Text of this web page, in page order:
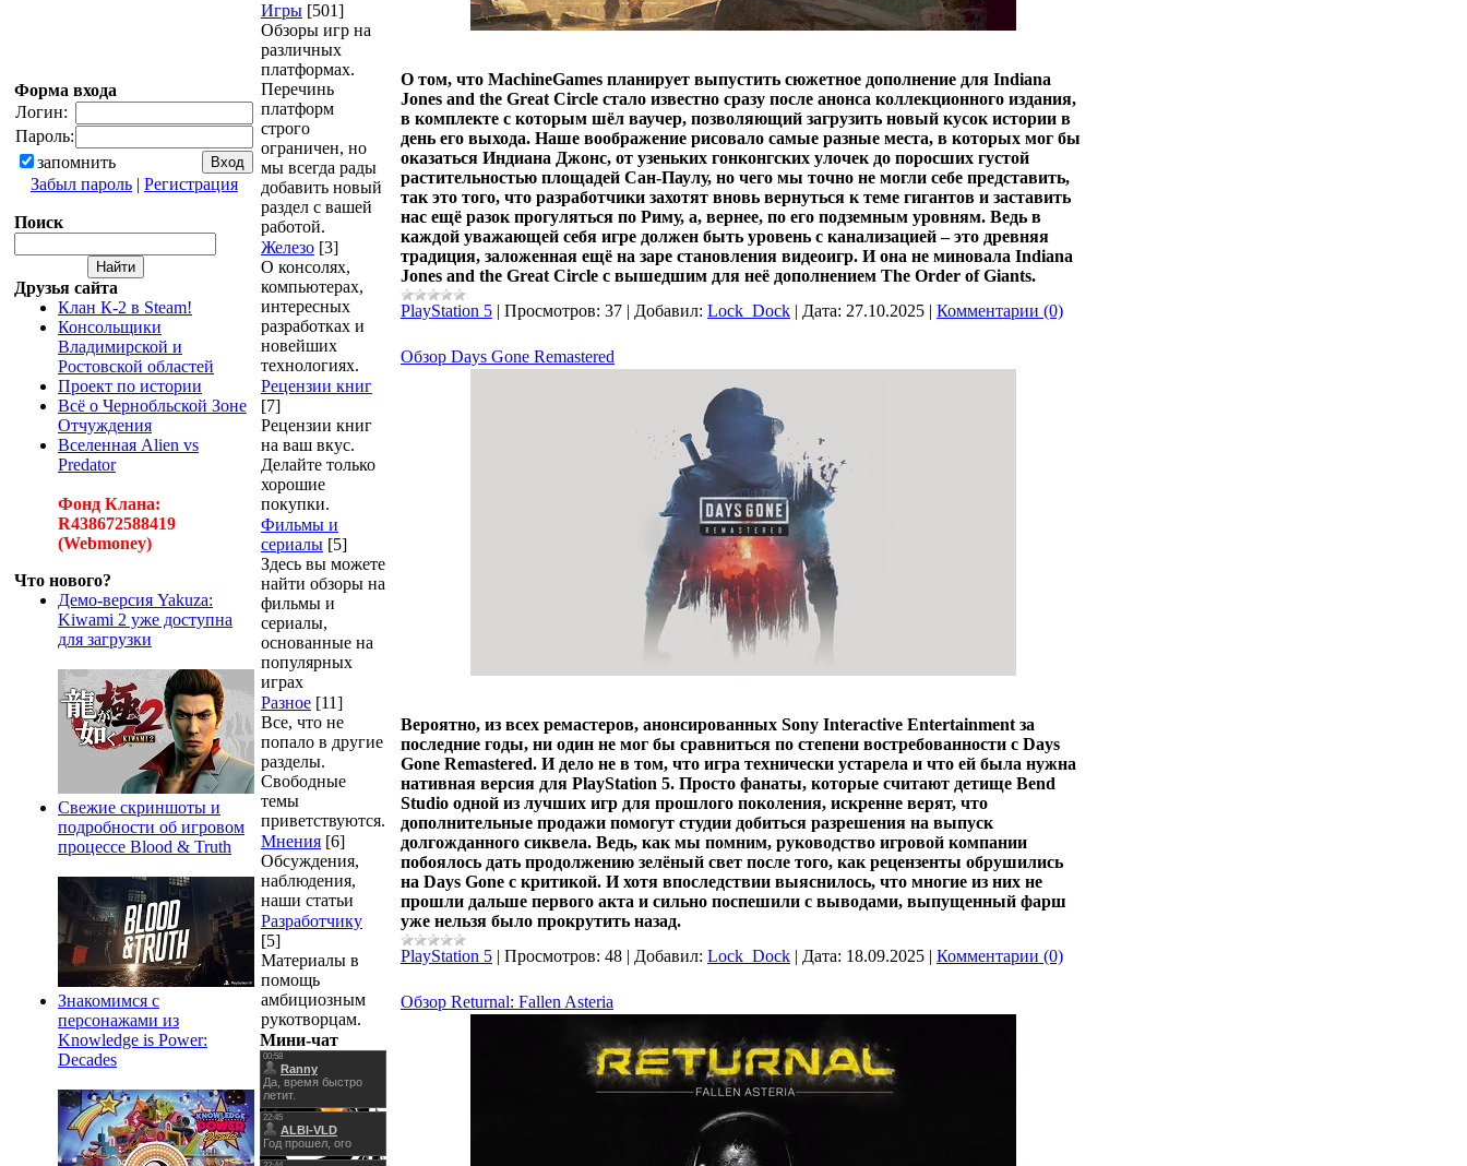
Форма входа
Логин:
Пароль:
запомнить
Забыл пароль | Регистрация
Поиск
Друзья сайта
Клан К-2 в Steam!
Консольщики
Владимирской и
Ростовской областей
Проект по истории
Всё о Чернобльской Зоне
Отчуждения
Вселенная Alien vs
Predator
Фонд Клана:
R438672588419
(Webmoney)
Что нового?
Демо-версия Yakuza:
Kiwami 2 уже доступна
для загрузки
Свежие скриншоты и
подробности об игровом
процессе Blood & Truth
Знакомимся с
персонажами из
Knowledge is Power:
Decades
Игры [501]
Обзоры игр на
различных
платформах.
Перечинь
платформ
строго
ограничен, но
мы всегда рады
добавить новый
раздел с вашей
работой.
Железо [3]
О консолях,
компьютерах,
интересных
разработках и
новейших
технологиях.
Рецензии книг
[7]
Рецензии книг
на ваш вкус.
Делайте только
хорошие
покупки.
Фильмы и
сериалы [5]
Здесь вы можете
найти обзоры на
фильмы и
сериалы,
основанные на
популярных
играх
Разное [11]
Все, что не
попало в другие
разделы.
Свободные
темы
приветствуются.
Мнения [6]
Обсуждения,
наблюдения,
наши статьи
Разработчику
[5]
Материалы в
помощь
амбициозным
рукотворцам.
Мини-чат
О том, что MachineGames планирует выпустить сюжетное дополнение для Indiana
Jones and the Great Circle стало известно сразу после анонса коллекционного издания,
в комплекте с которым шёл ваучер, позволяющий загрузить новый кусок истории в
день его выхода. Наше воображение рисовало самые разные места, в которых мог бы
оказаться Индиана Джонс, от узеньких гонконгских улочек до поросших густой
растительностью площадей Сан-Паулу, но чего мы точно не могли себе представить,
так это того, что разработчики захотят вновь вернуться к теме гигантов и заставить
нас ещё разок прогуляться по Риму, а, вернее, по его подземным уровням. Ведь в
каждой уважающей себя игре должен быть уровень с канализацией – это древняя
традиция, заложенная ещё на заре становления видеоигр. И она не миновала Indiana
Jones and the Great Circle с вышедшим для неё дополнением The Order of Giants.
PlayStation 5 | Просмотров: 37 | Добавил: Lock_Dock | Дата: 27.10.2025 | Комментарии (0)
Обзор Days Gone Remastered
Вероятно, из всех ремастеров, анонсированных Sony Interactive Entertainment за
последние годы, ни один не мог бы сравниться по степени востребованности с Days
Gone Remastered. И дело не в том, что игра технически устарела и что ей была нужна
нативная версия для PlayStation 5. Просто фанаты, которые считают детище Bend
Studio одной из лучших игр для прошлого поколения, искренне верят, что
дополнительные продажи помогут студии добиться разрешения на выпуск
долгожданного сиквела. Ведь, как мы помним, руководство игровой компании
побоялось дать продолжению зелёный свет после того, как рецензенты обрушились
на Days Gone с критикой. И хотя впоследствии выяснилось, что многие из них не
прошли дальше первого акта и сильно поспешили с выводами, выпущенный фарш
уже нельзя было прокрутить назад.
PlayStation 5 | Просмотров: 48 | Добавил: Lock_Dock | Дата: 18.09.2025 | Комментарии (0)
Обзор Returnal: Fallen Asteria